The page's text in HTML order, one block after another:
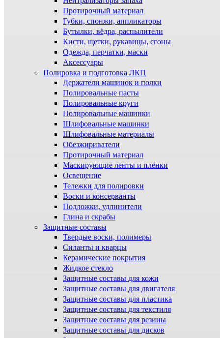
Протирочный материал
Губки, спонжи, аппликаторы
Бутылки, вёдра, распылители
Кисти, щетки, рукавицы, сгоны
Одежда, перчатки, маски
Аксессуары
Полировка и подготовка ЛКП
Держатели машинок и полки
Полировальные пасты
Полировальные круги
Полировальные машинки
Шлифовальные машинки
Шлифовальные материалы
Обезжириватели
Протирочный материал
Маскирующие ленты и плёнки
Освещение
Тележки для полировки
Воски и консерванты
Подложки, удлинители
Глина и скрабы
Защитные составы
Твердые воски, полимеры
Силанты и кварцы
Керамические покрытия
Жидкое стекло
Защитные составы для кожи
Защитные составы для двигателя
Защитные составы для пластика
Защитные составы для текстиля
Защитные составы для резины
Защитные составы для дисков